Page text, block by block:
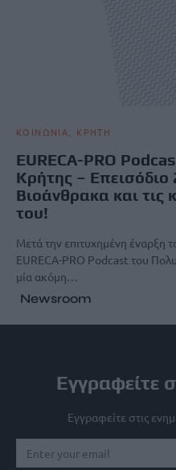
ΚΟΙΝΩΝΙΑ ΚΡΗΤΗ
EURECA-PRO
Κρήτης –
Bιοάνθρακα και τις
του!
Μετά την επιτυχημένη έναρξη
EURECA-PRO Podcast του
μία ακόμη…
Newsroom
Εγγραφείτε
Εγγραφείτε στις